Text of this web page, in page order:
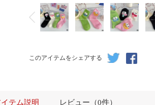
このアイテムをシェアする
テム説明 レビュー（0件）